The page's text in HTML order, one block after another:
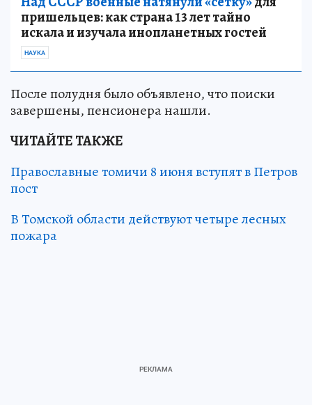
пришельцев: как страна 13 лет тайно
искала и изучала инопланетных гостей
НАУКА
После полудня было объявлено, что поиски
завершены, пенсионера нашли.
ЧИТАЙТЕ ТАКЖЕ
Православные томичи 8 июня вступят в Петров
пост
В Томской области действуют четыре лесных
пожара